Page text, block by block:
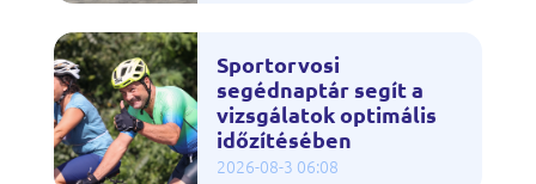
Sportorvosi
segédnaptár segít a
vizsgálatok optimális
időzítésében
2026-08-3 06:08